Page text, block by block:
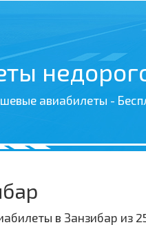
авиабилеты -
в Занзибар